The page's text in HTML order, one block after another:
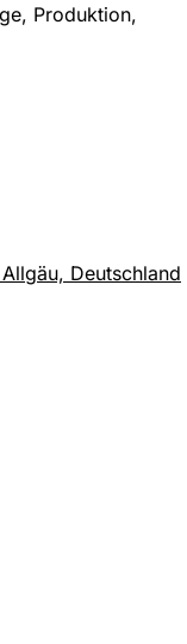
Produktion,
Deutschland